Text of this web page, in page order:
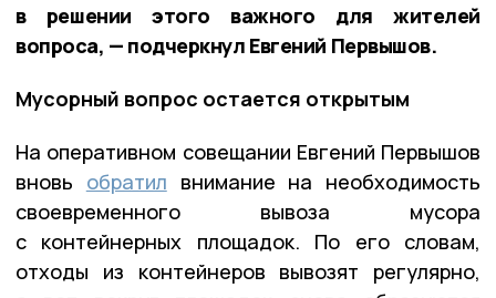
в решении этого важного для жителей
вопроса, — подчеркнул Евгений Первышов.
Мусорный вопрос остается открытым
На оперативном совещании Евгений Первышов
вновь обратил внимание на необходимость
своевременного вывоза мусора
с контейнерных площадок. По его словам,
отходы из контейнеров вывозят регулярно,